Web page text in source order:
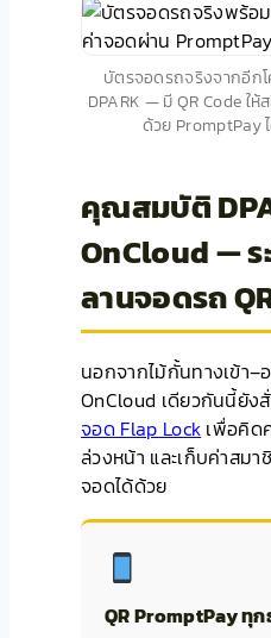
บัตรจอดรถจริงจากอีกโ
DPARK — มี QR Code ใ
ด้วย PromptPay
คุณสมบัติ
OnCloud —
ลานจอดรถ
นอกจากไม้กั้นทางเข้า–
OnCloud เดียวกันนี้ยัง
จอด Flap Lock เพื่อคิด
ล่วงหน้า และเก็บค่าสมา
จอดได้ด้วย
QR PromptPay ทุก